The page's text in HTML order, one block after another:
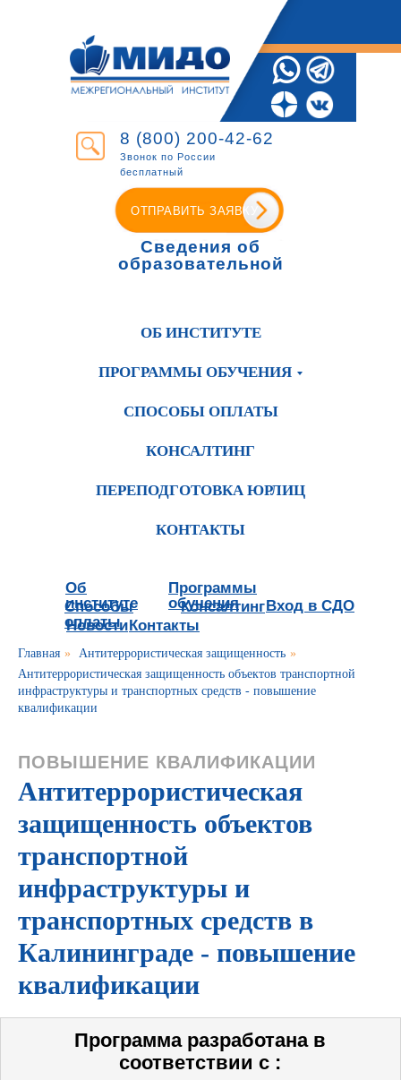
8 (800) 200-42-62
Звонок по России
бесплатный
ОТПРАВИТЬ ЗАЯВКУ
Сведения об
образовательной
ОБ ИНСТИТУТЕ
ПРОГРАММЫ ОБУЧЕНИЯ
СПОСОБЫ ОПЛАТЫ
КОНСАЛТИНГ
ПЕРЕПОДГОТОВКА ЮРЛИЦ
КОНТАКТЫ
Об
институте
Программы
обучения
Способы
оплаты
Консалтинг
Новости
Вход в СДО
Контакты
Главная » Антитеррористическая защищенность »
Антитеррористическая защищенность объектов транспортной
инфраструктуры и транспортных средств - повышение
квалификации
ПОВЫШЕНИЕ КВАЛИФИКАЦИИ
Антитеррористическая
защищенность объектов
транспортной
инфраструктуры и
транспортных средств в
Калининграде - повышение
квалификации
Программа разработана в
соответствии с :